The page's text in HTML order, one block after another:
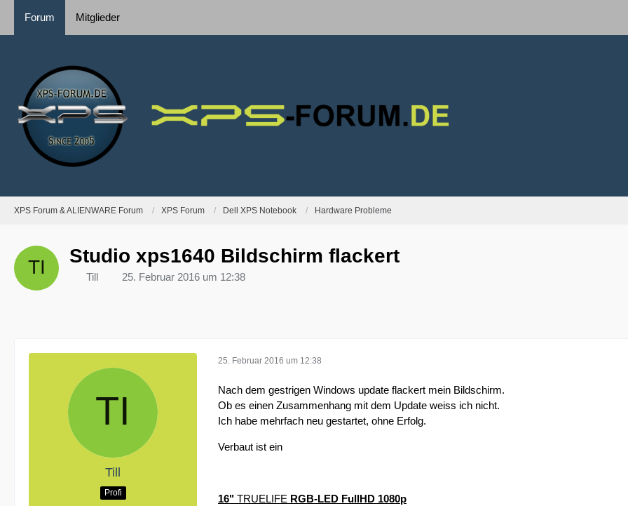
Forum Mitglieder
XPS Forum & ALIENWARE Forum XPS Forum Dell XPS Notebook Hardware Probleme
Studio xps1640 Bildschirm flackert
Till 25. Februar 2016 um 12:38
Till
Profi
25. Februar 2016 um 12:38
Nach dem gestrigen Windows update flackert mein Bildschirm.
Ob es einen Zusammenhang mit dem Update weiss ich nicht.
Ich habe mehrfach neu gestartet, ohne Erfolg.
Verbaut ist ein
16" TRUELIFE RGB-LED FullHD 1080p